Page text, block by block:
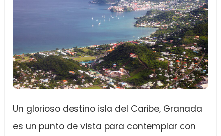
Un glorioso destino isla del Caribe, Granada
es un punto de vista para contemplar con